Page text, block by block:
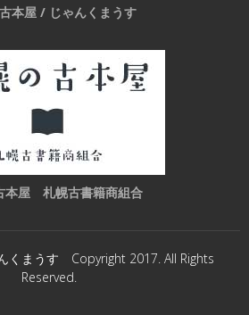
本屋 / じゃんくまうす
本屋 札幌古書籍商組合
くまうす Copyright 2017. All Rights
Reserved.